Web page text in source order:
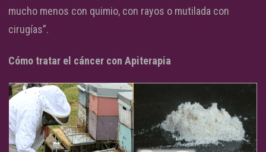
mucho menos con quimio, con rayos o mutilada con
cirugías”.
Cómo tratar el cáncer con Apiterapia